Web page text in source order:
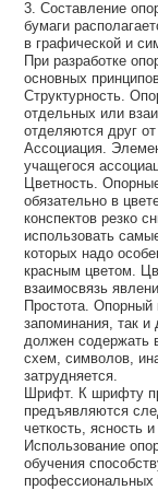
3. Составление
бумаги
в графической и
При разработке
основных
Структурность.
отдельных или
отделяются друг
Ассоциация.
учащегося
Цветность.
обязательно в
конспектов резко
использовать
которых надо
красным цветом.
взаимосвязь
Простота. Опорный
запоминания, так и
должен содержать
схем, символов,
затрудняется.
Шрифт. К шрифту
предъявляются
четкость, ясность
Использование
обучения